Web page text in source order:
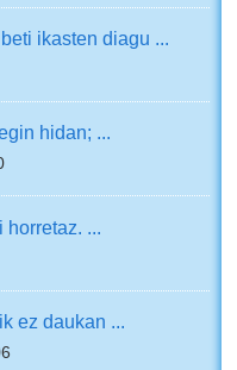
ikasten diagu ...
hidan; ...
...
ez daukan ...